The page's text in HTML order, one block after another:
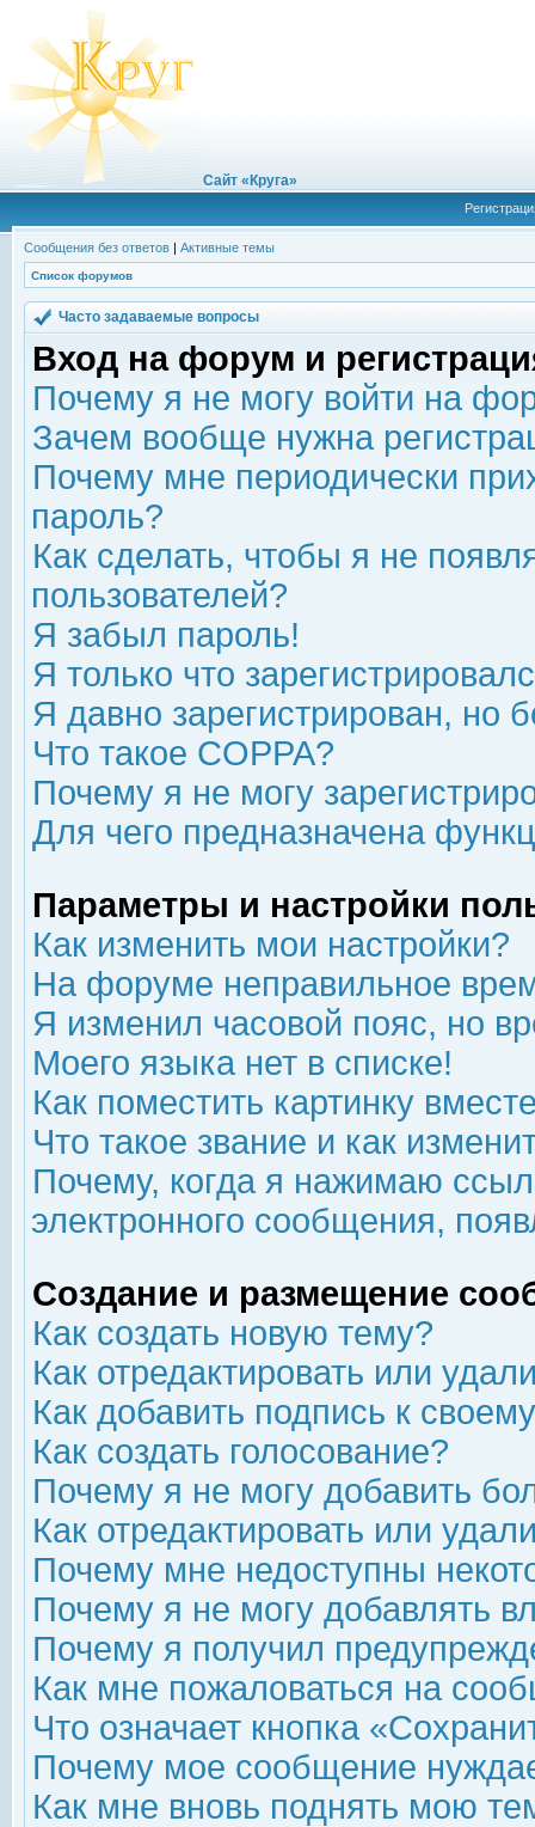
Сайт «Круга»
Сообщения без ответов | Активные темы
Список форумов
Часто задаваемые вопросы
Вход на форум и
Почему я не могу войти на
Зачем вообще нужна
Почему мне периодически
пароль?
Как сделать, чтобы я не
пользователей?
Я забыл пароль!
Я только что
Я давно зарегистрирован, но
Что такое COPPA?
Почему я не могу
Для чего предназначена
Параметры и настройки
Как изменить мои настройки?
На форуме неправильное
Я изменил часовой пояс, но
Моего языка нет в списке!
Как поместить картинку
Что такое звание и как
Почему, когда я нажимаю
электронного сообщения,
Создание и размещение
Как создать новую тему?
Как отредактировать или
Как добавить подпись к
Как создать голосование?
Почему я не могу добавить
Как отредактировать или
Почему мне недоступны
Почему я не могу добавлять
Почему я получил
Как мне пожаловаться на
Что означает кнопка
Почему мое сообщение
Как мне вновь поднять мою